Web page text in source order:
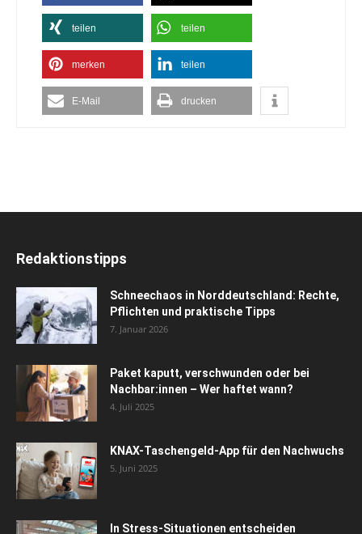
teilen teilen
merken teilen
E-Mail drucken
Redaktionstipps
Schneechaos in Norddeutschland: Rechte,
Pflichten und praktische Tipps
7. Januar 2026
Paket kaputt, verschwunden oder bei
Nachbar:innen – Wer haftet wann?
4. Juli 2025
KNAX-Taschengeld-App für den Nachwuchs
5. Juni 2025
In Stress-Situationen entscheiden